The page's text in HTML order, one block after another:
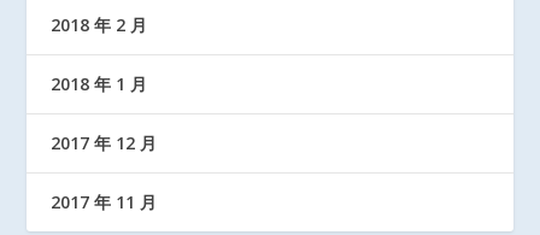
2018 年 2 月
2018 年 1 月
2017 年 12 月
2017 年 11 月